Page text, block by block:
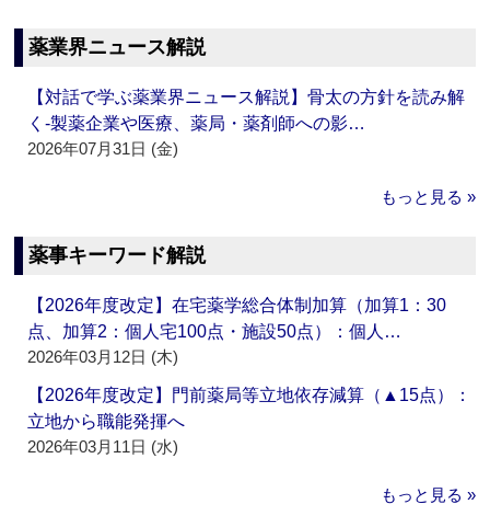
薬業界ニュース解説
【対話で学ぶ薬業界ニュース解説】骨太の方針を読み解
く‐製薬企業や医療、薬局・薬剤師への影…
2026年07月31日 (金)
もっと見る »
薬事キーワード解説
【2026年度改定】在宅薬学総合体制加算（加算1：30
点、加算2：個人宅100点・施設50点）：個人…
2026年03月12日 (木)
【2026年度改定】門前薬局等立地依存減算（▲15点）：
立地から職能発揮へ
2026年03月11日 (水)
もっと見る »